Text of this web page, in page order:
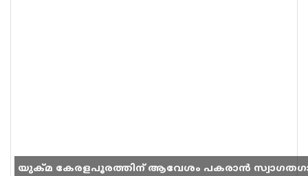
യുക്മ കേരളപൂരത്തിന് ആവേശം പകരാൻ